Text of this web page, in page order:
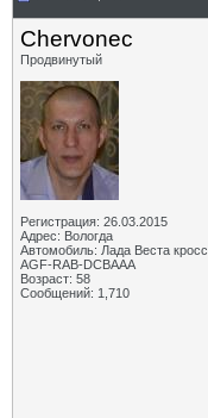
Chervonec
Продвинутый
Регистрация: 26.03.2015
Адрес: Вологда
Автомобиль: Лада Веста кросс
AGF-RAB-DCBAAA
Возраст: 58
Сообщений: 1,710